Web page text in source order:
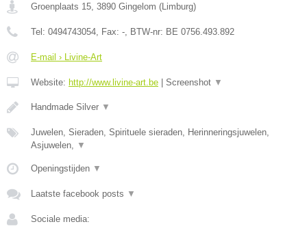
Groenplaats 15 3890 Gingelom (Limburg)
Tel: 0494743054 , Fax: - , BTW-nr: BE 0756.493.892
E-mail › Livine-Art
Website: http://www.livine-art.be | Screenshot ▼
Handmade Silver ▼
Juwelen, Sieraden, Spirituele sieraden, Herinneringsjuwelen,
Asjuwelen,
▼
Openingstijden ▼
Laatste facebook posts ▼
Sociale media: